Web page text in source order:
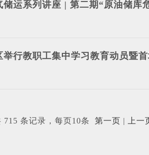
储运系列讲座 | 第二期“原油储库
举行教职工集中学习教育动员暨
715 条记录，每页10条 第一页 | 上一